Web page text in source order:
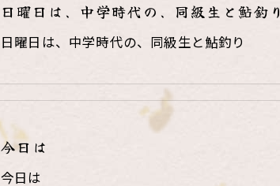
日曜日は、中学時代の、同級生と鮎釣り
日曜日は、中学時代の、同級生と鮎釣り
今日は
今日は